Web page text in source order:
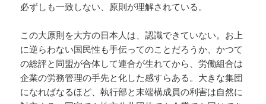
必ずしも一致しない、原則が理解されている。
この大原則を大方の日本人は、認識できていない。お上
に逆らわない国民性も手伝ってのことだろうか、かつて
の総評と同盟が合体して連合が生れてから、労働組合は
企業の労務管理の手先と化した感すらある。大きな集団
になればなるほど、執行部と末端構成員の利害は自然に